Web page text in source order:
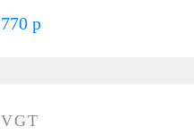
770 р
VGT